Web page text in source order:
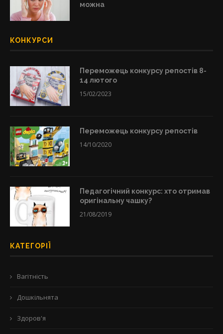
можна
КОНКУРСИ
Переможець конкурсу репостів 8-
14 лютого
15/02/2023
Переможець конкурсу репостів
14/10/2020
Педагогічний конкурс: хто отримав
оригінальну чашку?
21/08/2019
КАТЕГОРІЇ
Вагітність
Дошкільнята
Здоров'я